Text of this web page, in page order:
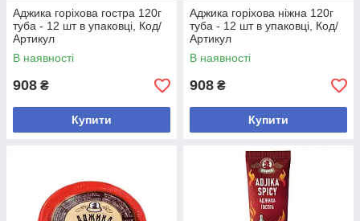
Аджика горіхова гостра 120г
туба - 12 шт в упаковці, Код/
Артикул
В наявності
908 ₴
Купити
Аджика горіхова ніжна 120г
туба - 12 шт в упаковці, Код/
Артикул
В наявності
908 ₴
Купити